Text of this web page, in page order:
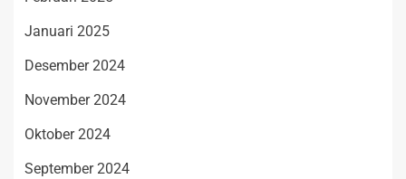
Januari 2025
Desember 2024
November 2024
Oktober 2024
September 2024